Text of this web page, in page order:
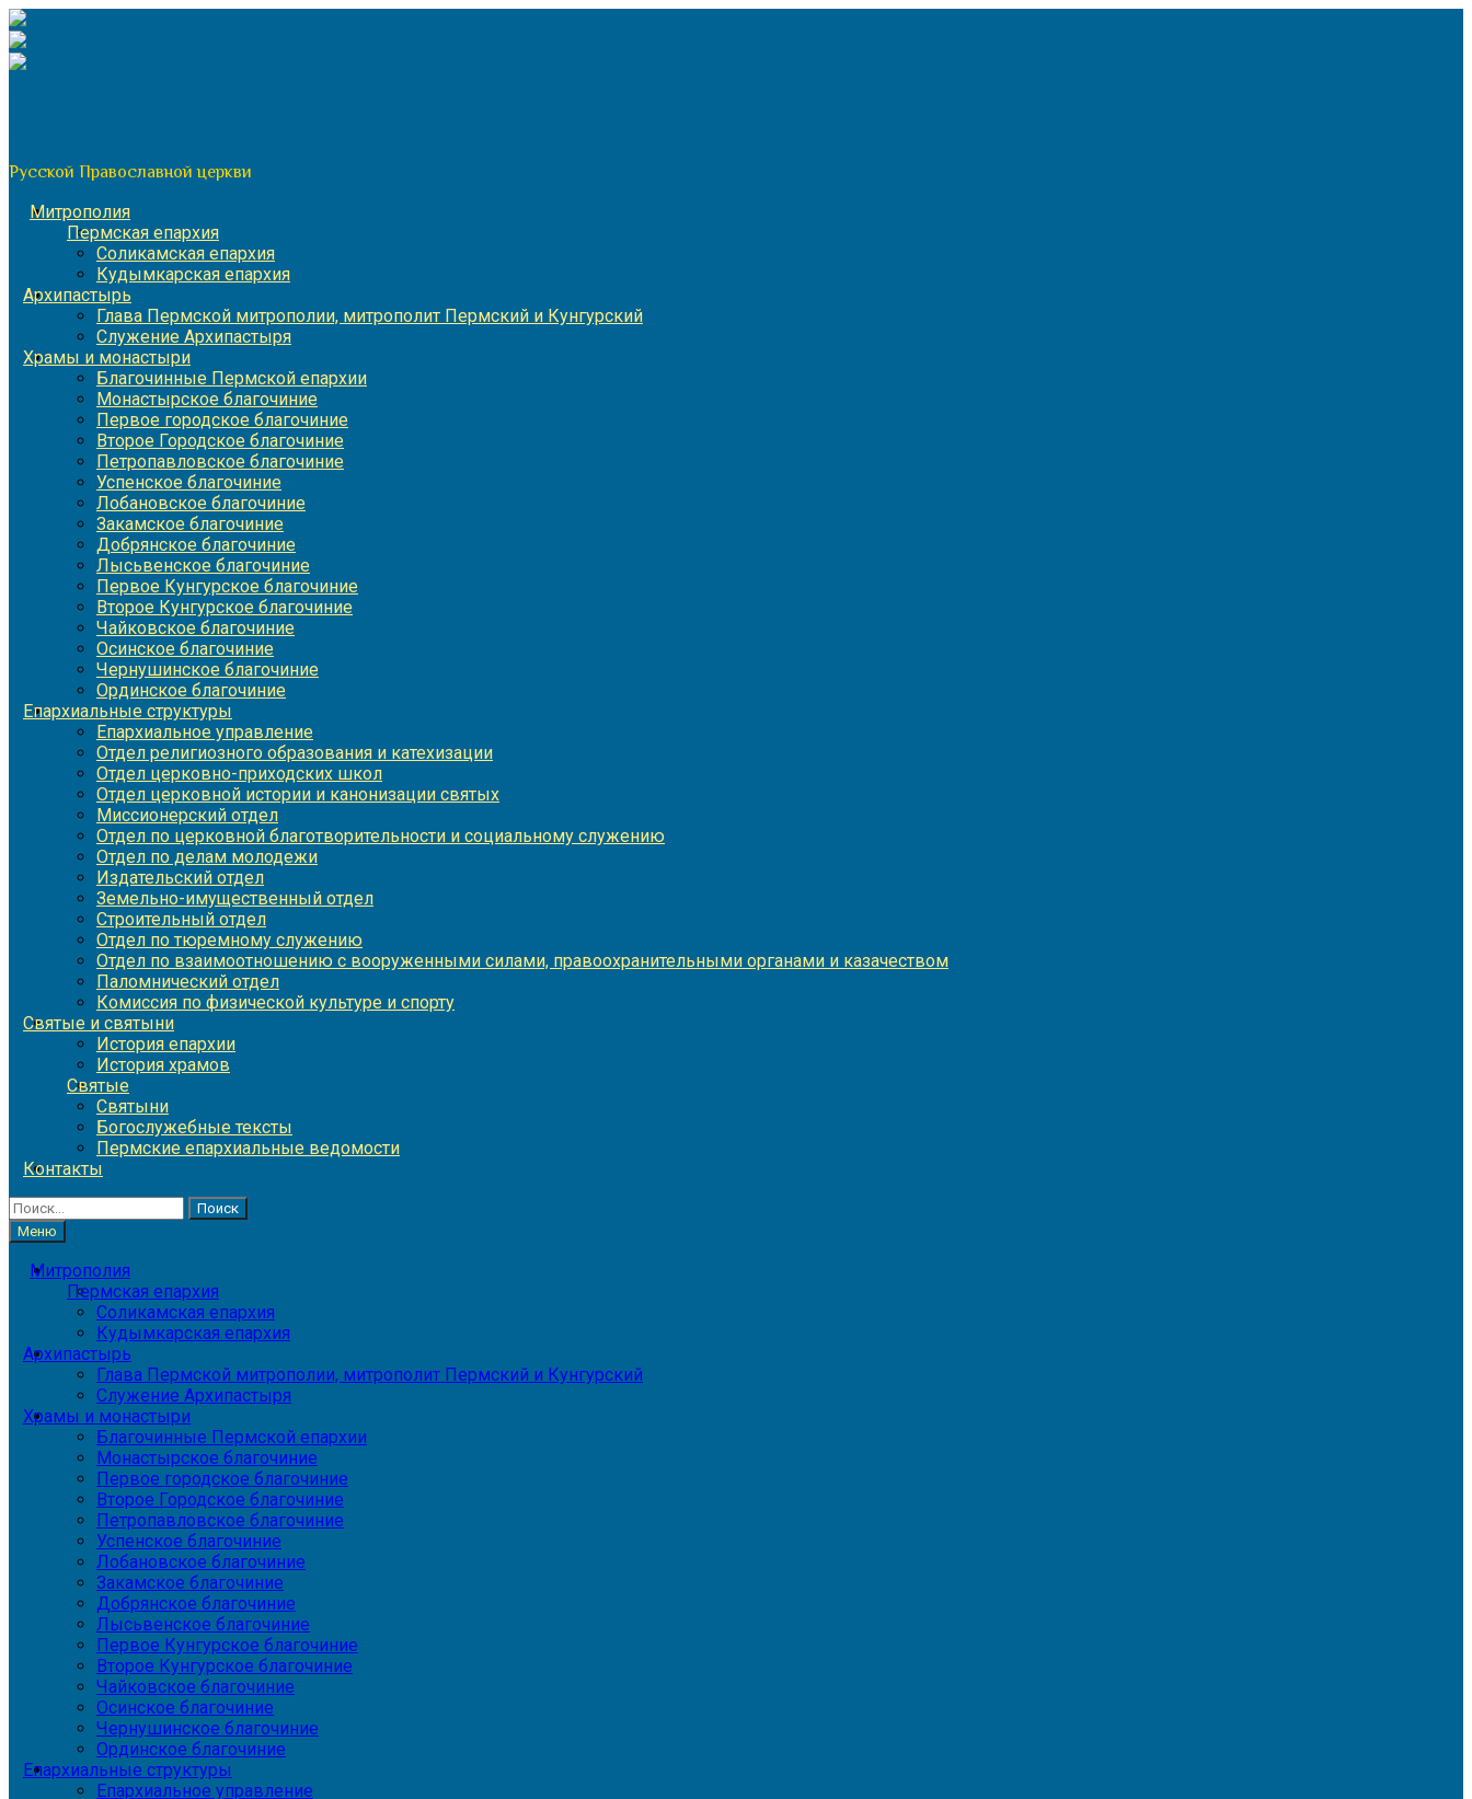
Перейти
к
содержимому
Русской Православной церкви
Митрополия
Пермская епархия
Соликамская епархия
Кудымкарская епархия
Архипастырь
Глава Пермской митрополии, митрополит Пермский и Кунгурский
Служение Архипастыря
Храмы и монастыри
Благочинные Пермской епархии
Монастырское благочиние
Первое городское благочиние
Второе Городское благочиние
Петропавловское благочиние
Успенское благочиние
Лобановское благочиние
Закамское благочиние
Добрянское благочиние
Лысьвенское благочиние
Первое Кунгурское благочиние
Второе Кунгурское благочиние
Чайковское благочиние
Осинское благочиние
Чернушинское благочиние
Ординское благочиние
Епархиальные структуры
Епархиальное управление
Отдел религиозного образования и катехизации
Отдел церковно-приходских школ
Отдел церковной истории и канонизации святых
Миссионерский отдел
Отдел по церковной благотворительности и социальному служению
Отдел по делам молодежи
Издательский отдел
Земельно-имущественный отдел
Строительный отдел
Отдел по тюремному служению
Отдел по взаимоотношению с вооруженными силами, правоохранительными органами и казачеством
Паломнический отдел
Комиссия по физической культуре и спорту
Святые и святыни
История епархии
История храмов
Святые
Святыни
Богослужебные тексты
Пермские епархиальные ведомости
Контакты
Найти:
Меню
Митрополия
Пермская епархия
Соликамская епархия
Кудымкарская епархия
Архипастырь
Глава Пермской митрополии, митрополит Пермский и Кунгурский
Служение Архипастыря
Храмы и монастыри
Благочинные Пермской епархии
Монастырское благочиние
Первое городское благочиние
Второе Городское благочиние
Петропавловское благочиние
Успенское благочиние
Лобановское благочиние
Закамское благочиние
Добрянское благочиние
Лысьвенское благочиние
Первое Кунгурское благочиние
Второе Кунгурское благочиние
Чайковское благочиние
Осинское благочиние
Чернушинское благочиние
Ординское благочиние
Епархиальные структуры
Епархиальное управление